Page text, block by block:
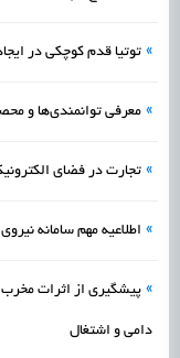
» توتیا قدم کوچکی در
» معرفی توانمندی‌ها و
» تجارت در فضای
» اطلاعیه مهم سامانه
» پیشگیری از اثرات
دامی و اشتغال